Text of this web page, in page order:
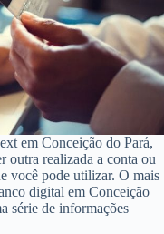
em Conceição do Pará,
outra realizada a conta ou
você pode utilizar. O mais
digital em Conceição
série de informações